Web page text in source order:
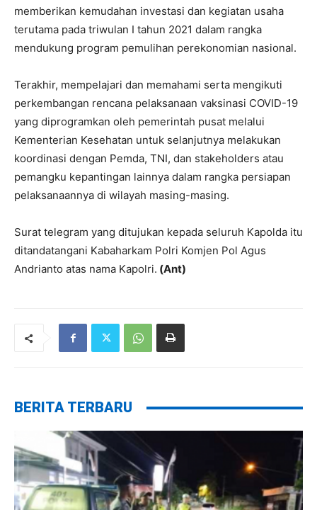
memberikan kemudahan investasi dan kegiatan usaha
terutama pada triwulan I tahun 2021 dalam rangka
mendukung program pemulihan perekonomian nasional.
Terakhir, mempelajari dan memahami serta mengikuti
perkembangan rencana pelaksanaan vaksinasi COVID-19
yang diprogramkan oleh pemerintah pusat melalui
Kementerian Kesehatan untuk selanjutnya melakukan
koordinasi dengan Pemda, TNI, dan stakeholders atau
pemangku kepantingan lainnya dalam rangka persiapan
pelaksanaannya di wilayah masing-masing.
Surat telegram yang ditujukan kepada seluruh Kapolda itu
ditandatangani Kabaharkam Polri Komjen Pol Agus
Andrianto atas nama Kapolri. (Ant)
BERITA TERBARU